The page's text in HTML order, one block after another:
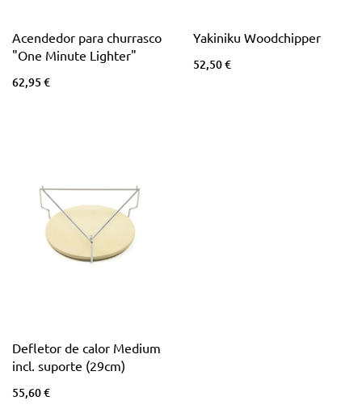
Acendedor para churrasco
"One Minute Lighter"
62,95 €
Yakiniku Woodchipper
52,50 €
Defletor de calor Medium
incl. suporte (29cm)
55,60 €